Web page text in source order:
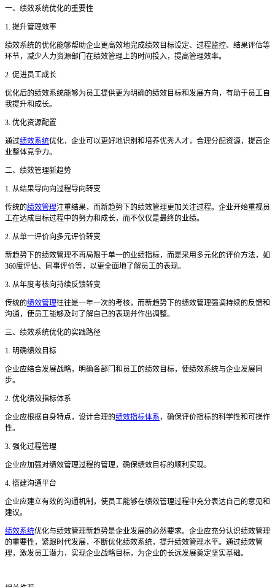
一、绩效系统优化的重要性
1. 提升管理效率
绩效系统的优化能够帮助企业更高效地完成绩效目标设定、过程监控、结果评估等
环节，减少人力资源部门在绩效管理上的时间投入，提高管理效率。
2. 促进员工成长
优化后的绩效系统能够为员工提供更为明确的绩效目标和发展方向，有助于员工自
我提升和成长。
3. 优化资源配置
通过绩效系统优化，企业可以更好地识别和培养优秀人才，合理分配资源，提高企
业整体竞争力。
二、绩效管理新趋势
1. 从结果导向向过程导向转变
传统的绩效管理注重结果，而新趋势下的绩效管理更加关注过程。企业开始重视员
工在达成目标过程中的努力和成长，而不仅仅是最终的业绩。
2. 从单一评价向多元评价转变
新趋势下的绩效管理不再局限于单一的业绩指标，而是采用多元化的评价方法，如
360度评估、同事评价等，以更全面地了解员工的表现。
3. 从年度考核向持续反馈转变
传统的绩效管理往往是一年一次的考核，而新趋势下的绩效管理强调持续的反馈和
沟通，使员工能够及时了解自己的表现并作出调整。
三、绩效系统优化的实践路径
1. 明确绩效目标
企业应结合发展战略，明确各部门和员工的绩效目标，使绩效系统与企业发展同
步。
2. 优化绩效指标体系
企业应根据自身特点，设计合理的绩效指标体系 ，确保评价指标的科学性和可操作
性。
3. 强化过程管理
企业应加强对绩效管理过程的管理，确保绩效目标的顺利实现。
4. 搭建沟通平台
企业应建立有效的沟通机制，使员工能够在绩效管理过程中充分表达自己的意见和
建议。
绩效系统优化与绩效管理新趋势是企业发展的必然要求。企业应充分认识绩效管理
的重要性，紧跟时代发展，不断优化绩效系统，提升绩效管理水平。通过绩效管
理，激发员工潜力，实现企业战略目标，为企业的长远发展奠定坚实基础。